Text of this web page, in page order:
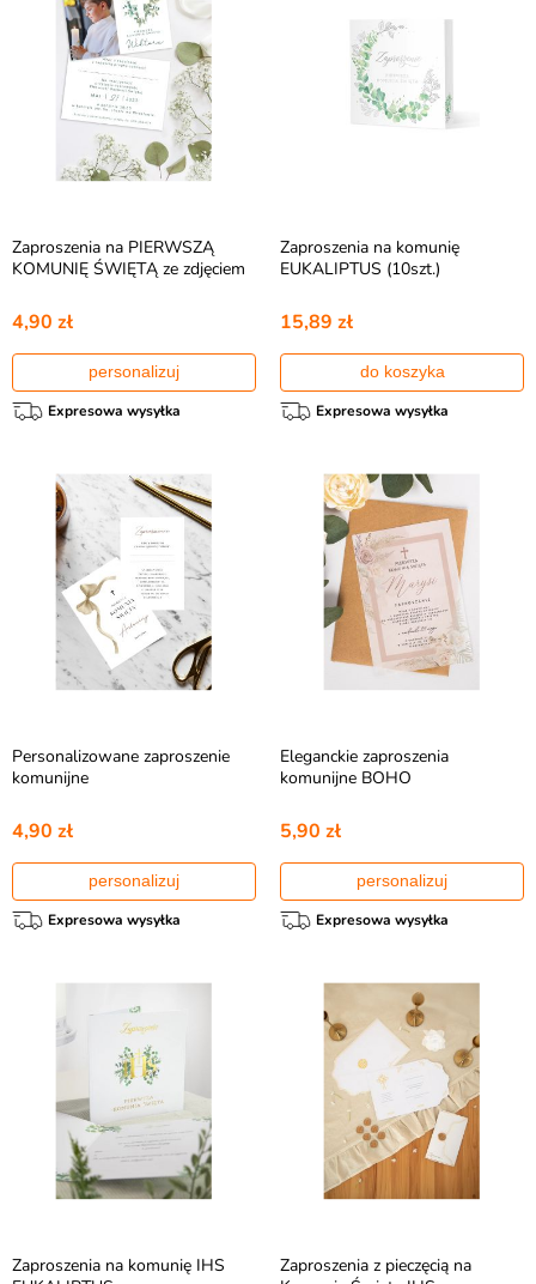
Zaproszenia na PIERWSZĄ
KOMUNIĘ ŚWIĘTĄ ze zdjęciem
4,90 zł
personalizuj
Expresowa wysyłka
Zaproszenia na komunię
EUKALIPTUS (10szt.)
15,89 zł
do koszyka
Expresowa wysyłka
Personalizowane zaproszenie
komunijne
4,90 zł
personalizuj
Expresowa wysyłka
Eleganckie zaproszenia
komunijne BOHO
5,90 zł
personalizuj
Expresowa wysyłka
Zaproszenia na komunię IHS
Zaproszenia z pieczęcią na